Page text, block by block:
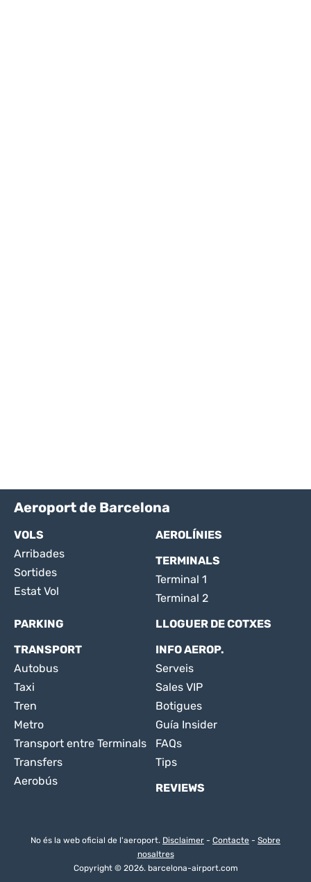
Aeroport de Barcelona
VOLS
Arribades
Sortides
Estat Vol
AEROLÍNIES
TERMINALS
Terminal 1
Terminal 2
PARKING
LLOGUER DE COTXES
TRANSPORT
Autobus
Taxi
Tren
Metro
Transport entre Terminals
Transfers
Aerobús
INFO AEROP.
Serveis
Sales VIP
Botigues
Guía Insider
FAQs
Tips
REVIEWS
No és la web oficial de l'aeroport. Disclaimer - Contacte - Sobre
nosaltres
Copyright © 2026. barcelona-airport.com